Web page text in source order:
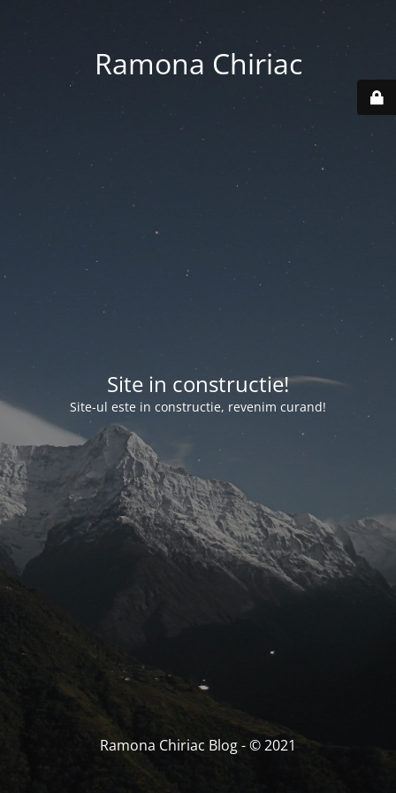
Ramona Chiriac
Site in constructie!
Site-ul este in constructie, revenim curand!
Ramona Chiriac Blog - © 2021